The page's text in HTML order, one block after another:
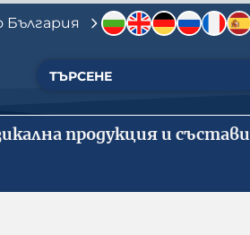
България
продукция и състави